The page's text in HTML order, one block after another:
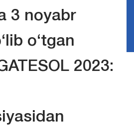
3 noyabr
o‘tgan
2023: